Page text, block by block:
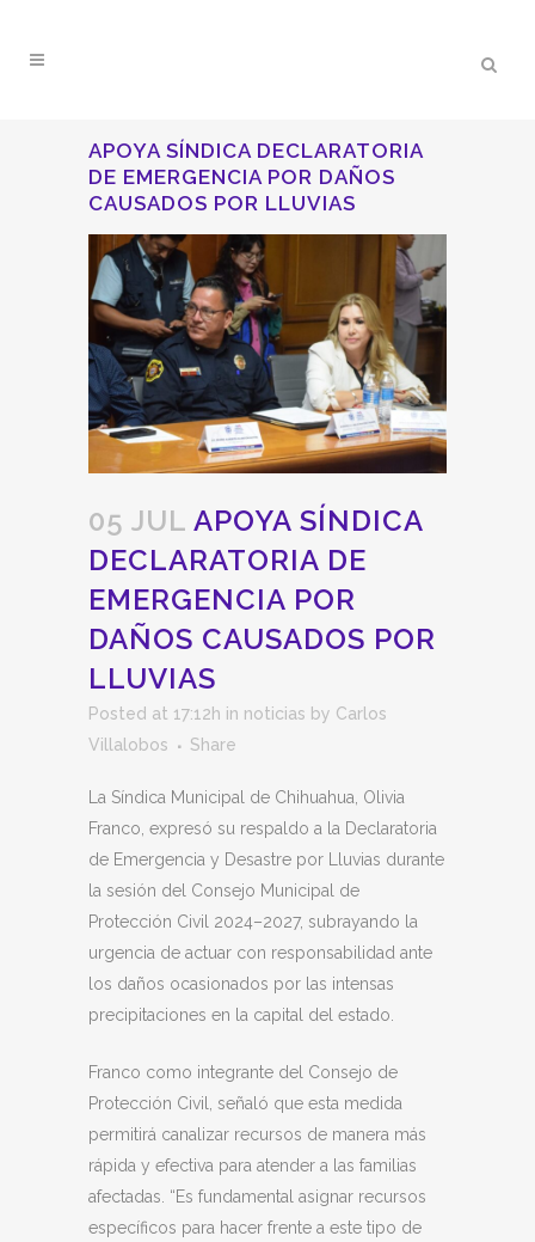
APOYA SÍNDICA DECLARATORIA
DE EMERGENCIA POR DAÑOS
CAUSADOS POR LLUVIAS
05 JUL APOYA SÍNDICA
DECLARATORIA DE
EMERGENCIA POR
DAÑOS CAUSADOS POR
LLUVIAS
Posted at 17:12h in noticias by Carlos
Villalobos
Share
La Síndica Municipal de Chihuahua, Olivia
Franco, expresó su respaldo a la Declaratoria
de Emergencia y Desastre por Lluvias durante
la sesión del Consejo Municipal de
Protección Civil 2024–2027, subrayando la
urgencia de actuar con responsabilidad ante
los daños ocasionados por las intensas
precipitaciones en la capital del estado.
Franco como integrante del Consejo de
Protección Civil, señaló que esta medida
permitirá canalizar recursos de manera más
rápida y efectiva para atender a las familias
afectadas. “Es fundamental asignar recursos
específicos para hacer frente a este tipo de